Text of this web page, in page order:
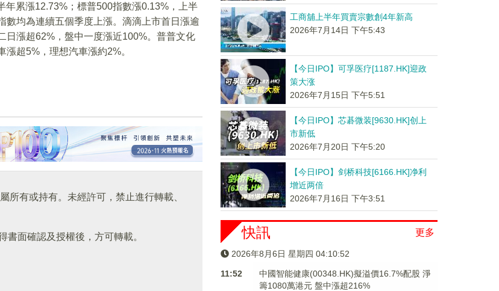
累漲12.73%；標普500指數漲0.13%，上半
數均為連續五個季度上漲。滴滴上市首日漲逾
日漲超62%，盤中一度漲近100%。普普文化
漲超5%，理想汽車漲約2%。
所有或持有。未經許可，禁止進行轉載、
書面確認及授權後，方可轉載。
工商舖上半年買賣宗數創4年新高
2026年7月14日 下午5:43
【今日IPO】可孚医疗[1187.HK]迎政
策大涨
2026年7月15日 下午5:51
【今日IPO】芯碁微装[9630.HK]创上
市新低
2026年7月20日 下午5:20
【今日IPO】剑桥科技[6166.HK]净利
增近两倍
2026年7月16日 下午3:51
更多
快訊
2026年8月6日 星期四 04:10:53
11:52
中國智能健康(00348.HK)擬溢價16.7%配股 淨
籌1080萬港元 ​​​​​​​盤中漲超216%